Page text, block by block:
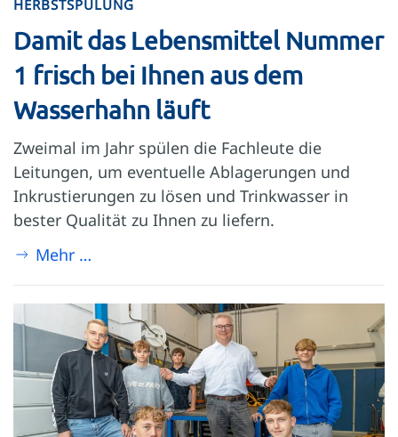
HERBSTSPÜLUNG
Damit das Lebensmittel Nummer
1 frisch bei Ihnen aus dem
Wasserhahn läuft
Zweimal im Jahr spülen die Fachleute die
Leitungen, um eventuelle Ablagerungen und
Inkrustierungen zu lösen und Trinkwasser in
bester Qualität zu Ihnen zu liefern.
Mehr …